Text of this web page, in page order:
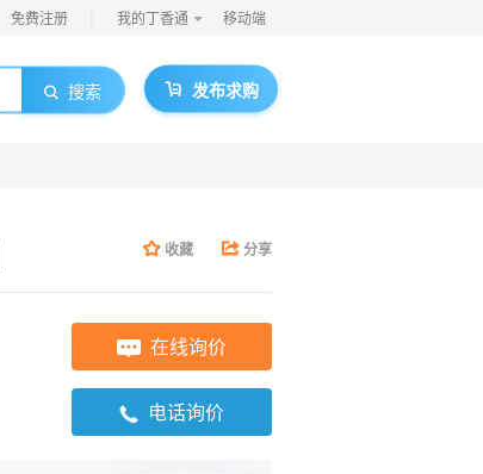
免费注册 我的丁香通 移动端
搜索 发布求购
收藏 分享
在线询价
电话询价